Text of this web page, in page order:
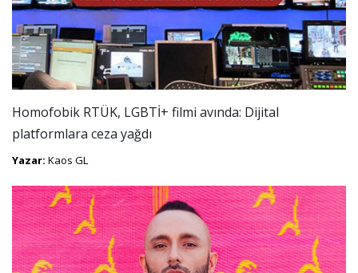
Homofobik RTÜK, LGBTİ+ filmi avında: Dijital
platformlara ceza yağdı
Yazar: Kaos GL